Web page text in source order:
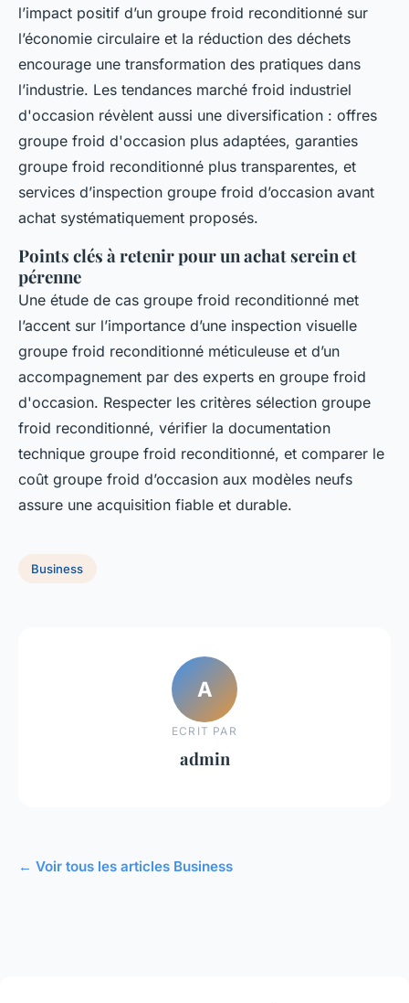
l’impact positif d’un groupe froid reconditionné sur
l’économie circulaire et la réduction des déchets
encourage une transformation des pratiques dans
l’industrie. Les tendances marché froid industriel
d'occasion révèlent aussi une diversification : offres
groupe froid d'occasion plus adaptées, garanties
groupe froid reconditionné plus transparentes, et
services d’inspection groupe froid d’occasion avant
achat systématiquement proposés.
Points clés à retenir pour un achat serein et
pérenne
Une étude de cas groupe froid reconditionné met
l’accent sur l’importance d’une inspection visuelle
groupe froid reconditionné méticuleuse et d’un
accompagnement par des experts en groupe froid
d'occasion. Respecter les critères sélection groupe
froid reconditionné, vérifier la documentation
technique groupe froid reconditionné, et comparer le
coût groupe froid d’occasion aux modèles neufs
assure une acquisition fiable et durable.
Business
A
ECRIT PAR
admin
← Voir tous les articles Business